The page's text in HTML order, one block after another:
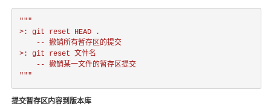
"""
>: git reset HEAD .
>: git reset 文件名
"""
提交暂存区内容到版本库